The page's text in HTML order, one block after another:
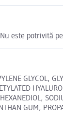
este potrivită
GLYCOL,
GUM,